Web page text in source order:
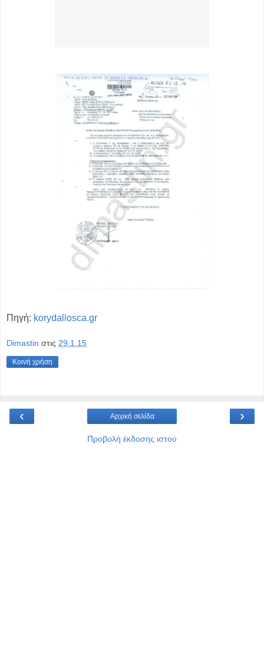
Πηγή: korydallosca.gr
Dimastin στις 29.1.15
Κοινή χρήση
‹ ›
Αρχική σελίδα
Προβολή έκδοσης ιστού